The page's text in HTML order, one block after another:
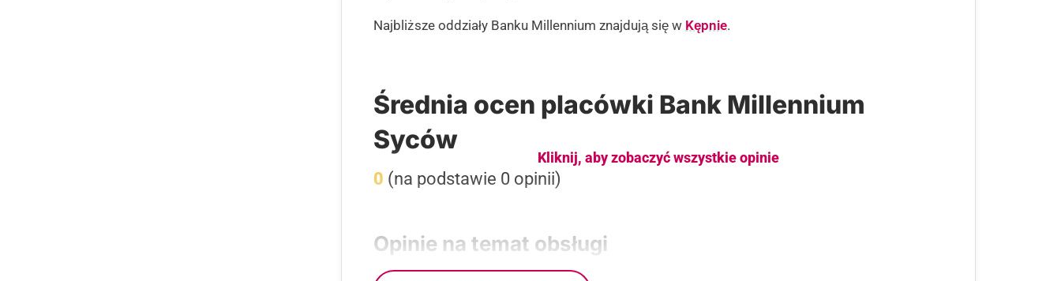
Najbliższe oddziały Banku Millennium znajdują się w Kępnie.
Średnia ocen placówki Bank Millennium
Syców
0 (na podstawie 0 opinii)
Opinie na temat obsługi
Kliknij, aby zobaczyć wszystkie opinie